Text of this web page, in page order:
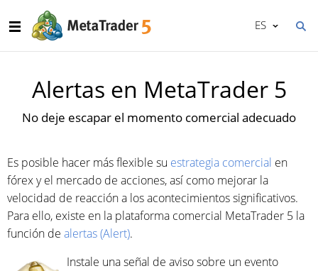
ES
Alertas en MetaTrader 5
No deje escapar el momento comercial adecuado
Es posible hacer más flexible su estrategia comercial en
fórex y el mercado de acciones, así como mejorar la
velocidad de reacción a los acontecimientos significativos.
Para ello, existe en la plataforma comercial MetaTrader 5 la
función de alertas (Alert).
Instale una señal de aviso sobre un evento